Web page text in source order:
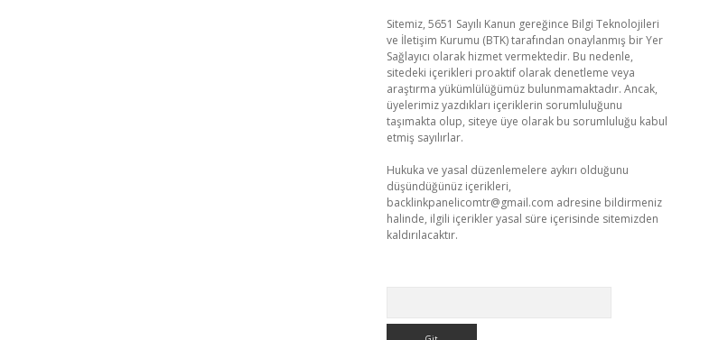
Sitemiz, 5651 Sayılı Kanun gereğince Bilgi Teknolojileri
ve İletişim Kurumu (BTK) tarafından onaylanmış bir Yer
Sağlayıcı olarak hizmet vermektedir. Bu nedenle,
sitedeki içerikleri proaktif olarak denetleme veya
araştırma yükümlülüğümüz bulunmamaktadır. Ancak,
üyelerimiz yazdıkları içeriklerin sorumluluğunu
taşımakta olup, siteye üye olarak bu sorumluluğu kabul
etmiş sayılırlar.
Hukuka ve yasal düzenlemelere aykırı olduğunu
düşündüğünüz içerikleri,
backlinkpanelicomtr@gmail.com adresine bildirmeniz
halinde, ilgili içerikler yasal süre içerisinde sitemizden
kaldırılacaktır.